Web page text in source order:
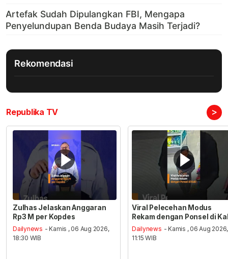
Rekomendasi
Republika TV >
Zulhas Jelaskan Anggaran
Rp3 M per Kopdes
Dailynews - Kamis , 06 Aug 2026,
18:30 WIB
Viral Pelecehan Modus
Rekam dengan Ponsel di
Dailynews - Kamis , 06 Aug 2026,
11:15 WIB